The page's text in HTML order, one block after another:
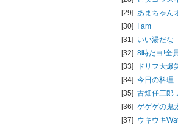
[29] あまちゃん
[30] I am
[31] いい湯だな
[32] 8時だヨ!全
[33]
ドリフ大爆
[34] 今日の料理
[35] 古畑任三郎
[36] ゲゲゲの鬼
[37] ウキウキ